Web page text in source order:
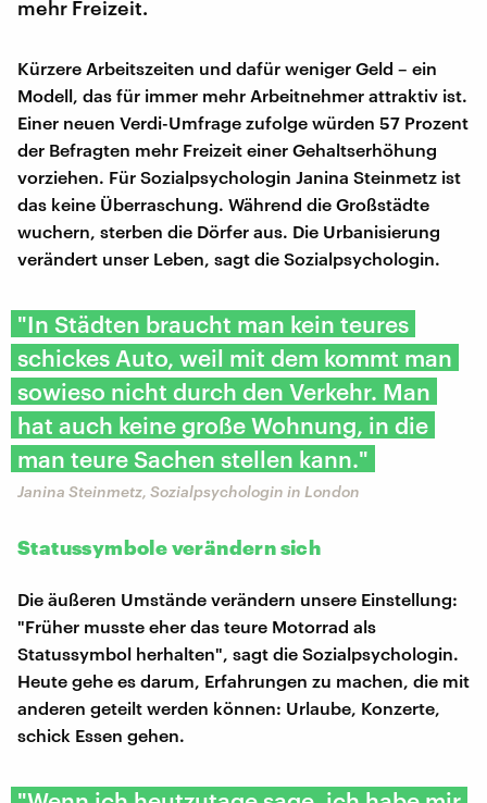
mehr Freizeit.
Kürzere Arbeitszeiten und dafür weniger Geld – ein
Modell, das für immer mehr Arbeitnehmer attraktiv ist.
Einer neuen Verdi-Umfrage zufolge würden 57 Prozent
der Befragten mehr Freizeit einer Gehaltserhöhung
vorziehen. Für Sozialpsychologin Janina Steinmetz ist
das keine Überraschung. Während die Großstädte
wuchern, sterben die Dörfer aus. Die Urbanisierung
verändert unser Leben, sagt die Sozialpsychologin.
"In Städten braucht man kein teures
schickes Auto, weil mit dem kommt man
sowieso nicht durch den Verkehr. Man
hat auch keine große Wohnung, in die
man teure Sachen stellen kann."
Janina Steinmetz, Sozialpsychologin in London
Statussymbole verändern sich
Die äußeren Umstände verändern unsere Einstellung:
"Früher musste eher das teure Motorrad als
Statussymbol herhalten", sagt die Sozialpsychologin.
Heute gehe es darum, Erfahrungen zu machen, die mit
anderen geteilt werden können: Urlaube, Konzerte,
schick Essen gehen.